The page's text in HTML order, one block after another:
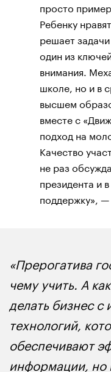
просто
Ребенку
решает
один из
внимания.
школе, но и в
высшем
вместе с
подход на
Качество
не раз
президента и
поддержку», —
«Прерогатива
чему учить. А
делать бизнес
технологий,
обеспечивают
информации,